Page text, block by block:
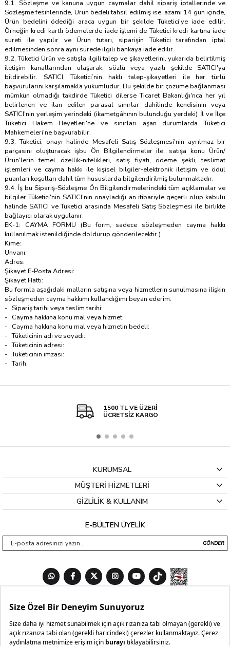
9.1. Sözleşme ve kanuna uygun caymalar dahil sipariş iptallerinde ve
Sözleşme fesihlerinde, Ürün bedeli tahsil edilmiş ise, azami 14 gün içinde,
Ürün bedelini ödediği araca uygun bir şekilde Tüketici'ye iade edilir.
Örneğin kredi kartlı ödemelerde iade işlemi de Tüketici kredi kartına iade
sureti ile yapılır ve Ürün tutarı, siparişin Tüketici tarafından iptal
edilmesinden sonra aynı sürede ilgili bankaya iade edilir.
9.2. Tüketici Ürün ve satışla ilgili talep ve şikayetlerini, yukarıda belirtilmiş
iletişim kanallarından ulaşarak, sözlü veya yazılı şekilde SATICI'ya
bildirebilir. SATICI, Tüketici’nin haklı talep-şikayetleri ile her türlü
başvurularını karşılamakla yükümlüdür. Bu şekilde bir çözüme bağlanması
mümkün olmadığı takdirde Tüketici dilerse Ticaret Bakanlığı'nca her yıl
belirlenen ve ilan edilen parasal sınırlar dahilinde kendisinin veya
SATICI'nın yerleşim yerindeki (ikametgâhının bulunduğu yerdeki) İl ve İlçe
Tüketici Hakem Heyetleri'ne ve sınırları aşan durumlarda Tüketici
Mahkemeleri'ne başvurabilir.
9.3. Tüketici, onayı halinde Mesafeli Satış Sözleşmesi'nin ayrılmaz bir
parçasını oluşturacak işbu Ön Bilgilendirmeler ile, satışa konu Ürün/
Ürün'lerin temel özellik-nitelikleri, satış fiyatı, ödeme şekli, teslimat
işlemleri ve cayma hakkı ile kişisel bilgiler-elektronik iletişim ve ödül
puanları koşulları dahil tüm hususlarda bilgilendirilmiş bulunmaktadır.
9.4. İş bu Sipariş-Sözleşme Ön Bilgilendirmelerindeki tüm açıklamalar ve
bilgiler Tüketici'nin SATICI’nın onayladığı an itibariyle geçerli olup kabulü
halinde SATICI ve Tüketici arasında Mesafeli Satış Sözleşmesi ile birlikte
bağlayıcı olarak uygulanır.
EK-1: CAYMA FORMU (Bu form, sadece sözleşmeden cayma hakkı
kullanılmak istenildiğinde doldurup gönderilecektir.)
Kime:
Unvanı:
Adres:
Şikayet E-Posta Adresi:
Şikayet Hattı:
Bu formla aşağıdaki malların satışına veya hizmetlerin sunulmasına ilişkin
sözleşmeden cayma hakkımı kullandığımı beyan ederim.
- Sipariş tarihi veya teslim tarihi:
- Cayma hakkına konu mal veya hizmet:
- Cayma hakkına konu mal veya hizmetin bedeli:
- Tüketicinin adı ve soyadı:
- Tüketicinin adresi:
- Tüketicinin imzası:
- Tarih:
1500 TL VE ÜZERİ
ÜCRETSİZ KARGO
KURUMSAL
MÜŞTERİ HİZMETLERİ
GİZLİLİK & KULLANIM
E-BÜLTEN ÜYELİK
GÖNDER